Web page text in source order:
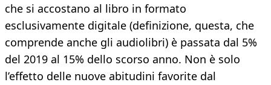
che si accostano al libro in formato
esclusivamente digitale (definizione, questa, che
comprende anche gli audiolibri) è passata dal 5%
del 2019 al 15% dello scorso anno. Non è solo
l’effetto delle nuove abitudini favorite dal